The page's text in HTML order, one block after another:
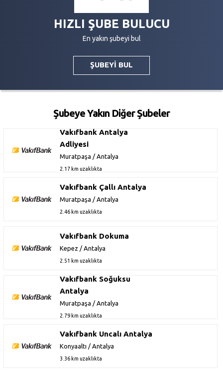
HIZLI ŞUBE BULUCU
En yakın şubeyi bul
ŞUBEYİ BUL
Şubeye Yakın Diğer Şubeler
Vakıfbank Antalya
Adliyesi
Muratpaşa / Antalya
2.17 km uzaklıkta
Vakıfbank Çallı Antalya
Muratpaşa / Antalya
2.46 km uzaklıkta
Vakıfbank Dokuma
Kepez / Antalya
2.51 km uzaklıkta
Vakıfbank Soğuksu
Antalya
Muratpaşa / Antalya
2.79 km uzaklıkta
Vakıfbank Uncalı Antalya
Konyaaltı / Antalya
3.36 km uzaklıkta